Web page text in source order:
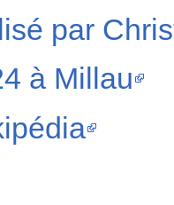
par
à Millau